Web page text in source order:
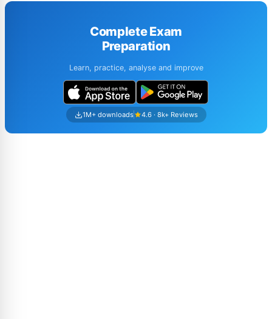
Complete Exam
Preparation
Learn, practice, analyse and improve
1M+ downloads 4.6 · 8k+ Reviews